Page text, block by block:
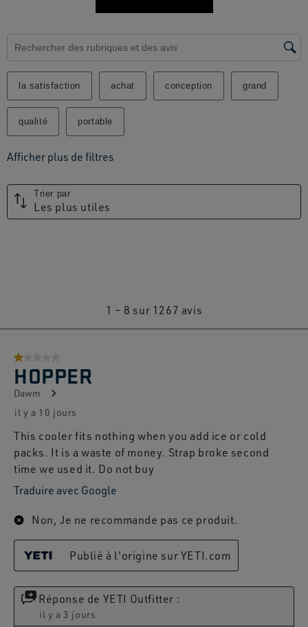
Zone de recherche de sujet et d'avis
la satisfaction achat conception grand
qualité portable
Afficher plus de filtres
Trier par
Les plus utiles
sur
1267
avis.
1 – 8 sur 1267 avis
1 sur 5 étoiles.
HOPPER
Dawm
il y a 10 jours
This cooler fits nothing when you add ice or cold
packs. It is a waste of money. Strap broke second
time we used it. Do not buy
Traduire avec Google
Non, Je ne recommande pas ce produit.
Publié à l'origine sur YETI.com
Réponse de YETI Outfitter :
il y a 3 jours